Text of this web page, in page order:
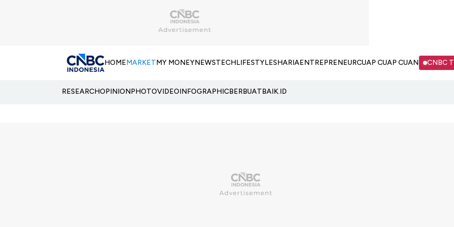
HOMEMARKETMY MONEYNEWSTECHLIFESTYLESHARIAENTREPRENEURCUAP CUAP CUAN CNBC
RESEARCHOPINIONPHOTOVIDEOINFOGRAPHICBERBUATBAIK.ID